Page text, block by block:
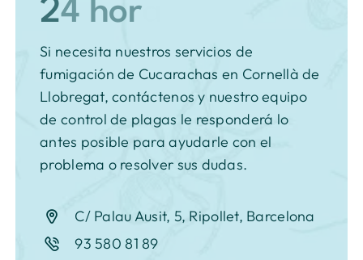
Si necesita nuestros servicios de
fumigación de Cucarachas en Cornellà de
Llobregat, contáctenos y nuestro equipo
de control de plagas le responderá lo
antes posible para ayudarle con el
problema o resolver sus dudas.
C/ Palau Ausit, 5, Ripollet, Barcelona
93 580 81 89